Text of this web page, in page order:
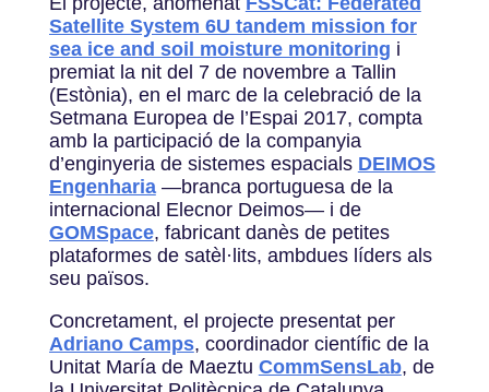
Satellite System 6U tandem mission for
sea ice and soil moisture monitoring i
premiat la nit del 7 de novembre a Tallin
(Estònia), en el marc de la celebració de la
Setmana Europea de l’Espai 2017, compta
amb la participació de la companyia
d’enginyeria de sistemes espacials DEIMOS
Engenharia—branca portuguesa de la
internacional Elecnor Deimos— i de
GOMSpace, fabricant danès de petites
plataformes de satèl·lits, ambdues líders als
seu països.
Concretament, el projecte presentat per
Adriano Camps, coordinador científic de la
Unitat María de Maeztu CommSensLab, de